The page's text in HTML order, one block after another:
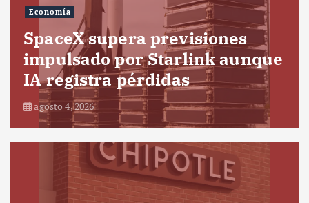
Economía
SpaceX supera previsiones
impulsado por Starlink aunque
IA registra pérdidas
agosto 4, 2026